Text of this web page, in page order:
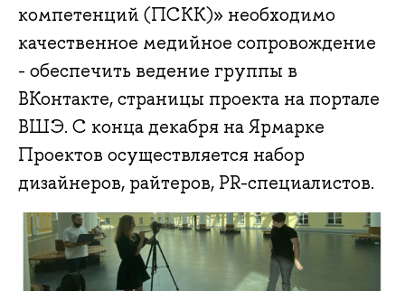
компетенций (ПСКК)» необходимо
качественное медийное сопровождение
- обеспечить ведение группы в
ВКонтакте, страницы проекта на портале
ВШЭ. С конца декабря на Ярмарке
Проектов осуществляется набор
дизайнеров, райтеров, PR-специалистов.